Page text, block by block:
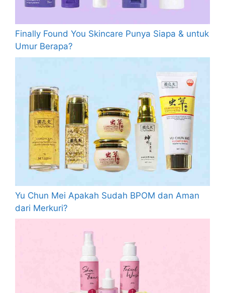
Finally Found You Skincare Punya Siapa & untuk
Umur Berapa?
Yu Chun Mei Apakah Sudah BPOM dan Aman
dari Merkuri?